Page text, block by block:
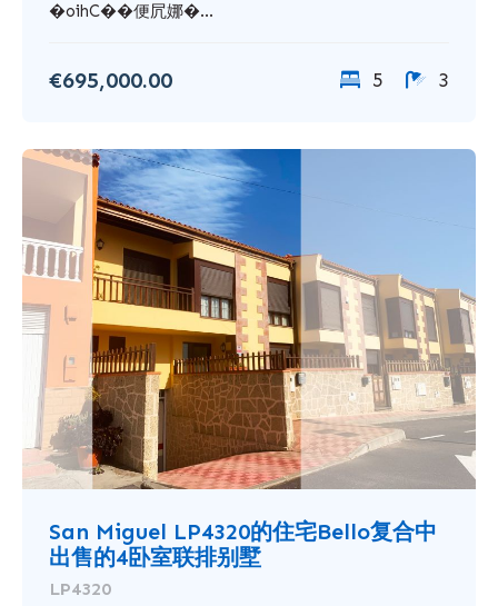
�oihC��便凥娜�...
€695,000.00 5 3
San Miguel LP4320的住宅Bello复合中
出售的4卧室联排别墅
LP4320